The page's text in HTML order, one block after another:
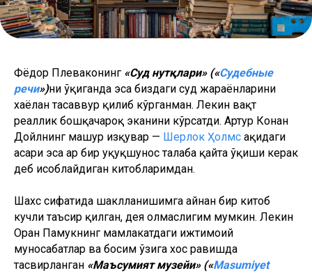
Фёдор Плеваконинг «Суд нутқлари» («Судебные
речи»)ни ўқиганда эса биздаги суд жараёнларини
хаёлан тасаввур қилиб кўрганман. Лекин вақт
реаллик бошқачароқ эканини кўрсатди. Артур Конан
Дойлнинг машҳур изқувар — Шерлок Ҳолмс ҳақидаги
асари эса ҳар бир ҳуқуқшунос талаба қайта ўқиши керак
деб ҳисоблайдиган китобларимдан.
Шахс сифатида шаклланишимга айнан бир китоб
кучли таъсир қилган, дея олмаслигим мумкин. Лекин
Орҳан Памукнинг мамлакатдаги ижтимоий
муносабатлар ва босим ўзига хос равишда
тасвирланган «Маъсумият музейи» («Маsumiyet